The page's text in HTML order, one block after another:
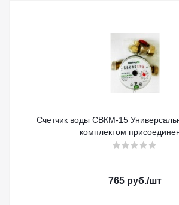
Счетчик воды СВКМ-15
комплектом
765руб./шт